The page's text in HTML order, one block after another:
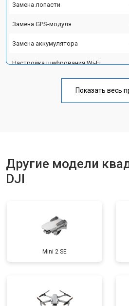
Замена лопасти
Замена GPS-модуля
Замена аккумулятора
Настройка шифрования Wi-Fi
Замена материнской платы
Показать весь
Другие модели
DJI
Mini 2 SE